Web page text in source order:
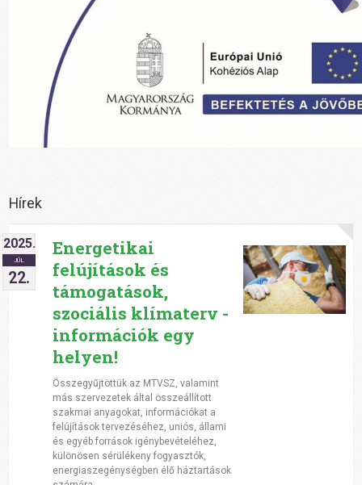
Hírek
2025.
JÚL
22.
Energetikai
felújítások és
támogatások,
szociális klímaterv -
információk egy
helyen!
Összegyűjtöttük az MTVSZ, valamint
más szervezetek által összeállított
szakmai anyagokat, információkat a
felújítások tervezéséhez, uniós, állami
és egyéb források igénybevételéhez,
különösen sérülékeny fogyasztók,
energiaszegénységben élő háztartások